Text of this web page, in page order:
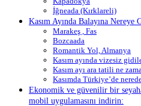
İğneada (Kırklareli)
Kasım Ayında Balayına Nereye
Marakeş , Fas
Bozcaada
Romantik Yol, Almanya
Kasım ayında vizesiz
Kasım ayı ara tatili ne
Kasımda Türkiye’de
Ekonomik ve güvenilir bir
mobil uygulamasını indirin: